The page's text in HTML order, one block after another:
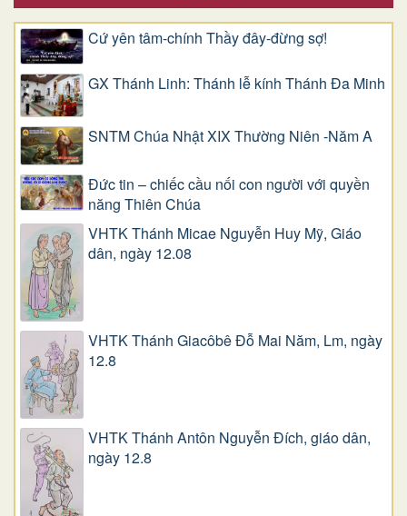
Cứ yên tâm-chính Thầy đây-đừng sợ!
GX Thánh Linh: Thánh lễ kính Thánh Đa Minh
SNTM Chúa Nhật XIX Thường Niên -Năm A
Đức tin – chiếc cầu nối con người với quyền
năng Thiên Chúa
VHTK Thánh Micae Nguyễn Huy Mỹ, Giáo
dân, ngày 12.08
VHTK Thánh Giacôbê Ðỗ Mai Năm, Lm, ngày
12.8
VHTK Thánh Antôn Nguyễn Ðích, giáo dân,
ngày 12.8